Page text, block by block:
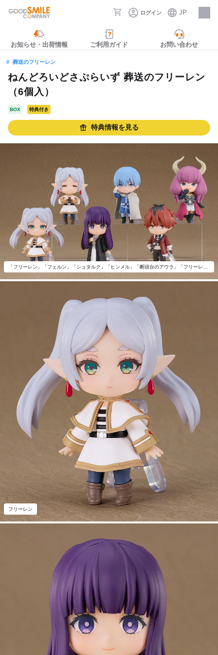
ログイン JP
採用情報
お知らせ・出荷情報 ご利用ガイド お問い合わせ
葬送のフリーレン
ねんどろいどさぷらいず 葬送のフリーレン
（6個入）
BOX 特典付き
特典情報を見る
フリーレン